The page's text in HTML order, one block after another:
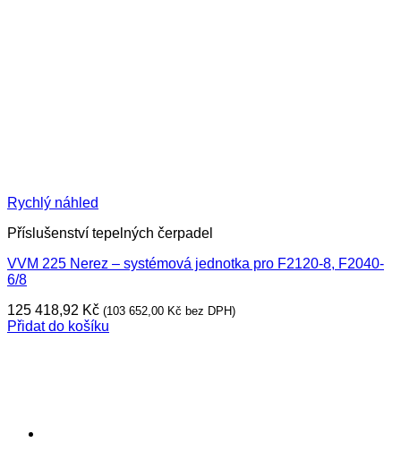
Rychlý náhled
Příslušenství tepelných čerpadel
VVM 225 Nerez – systémová jednotka pro F2120-8, F2040-
6/8
125 418,92 Kč (103 652,00 Kč bez DPH)
Přidat do košíku